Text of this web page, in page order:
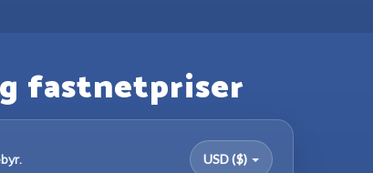
fastnetpriser
USD ($)